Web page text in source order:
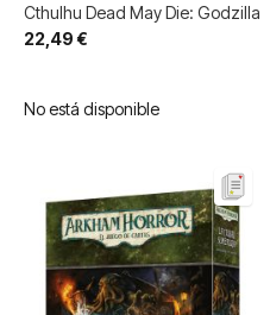
Cthulhu Dead May Die: Godzilla
22,49 €
No está disponible